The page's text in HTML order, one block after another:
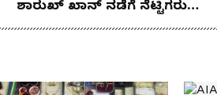
ಶಾರುಖ್ ಖಾನ್ ನಡೆಗೆ ನೆಟ್ಟಿಗರು
ಕಿಡಿ!